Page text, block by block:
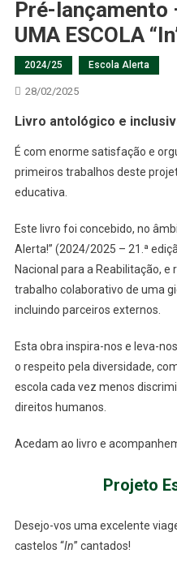
Pré-lançamento
UMA ESCOLA
2024/25 Escola Alerta
28/02/2025
Livro antológico e
É com enorme satisfação e
primeiros trabalhos deste
educativa.
Este livro foi concebido, no
Alerta!” (2024/2025 – 21.ª
Nacional para a Reabilitação,
trabalho colaborativo de uma
incluindo parceiros externos.
Esta obra inspira-nos e leva-
o respeito pela diversidade,
escola cada vez menos
direitos humanos.
Acedam ao livro e
Projeto
Desejo-vos uma excelente
castelos “In” cantados!